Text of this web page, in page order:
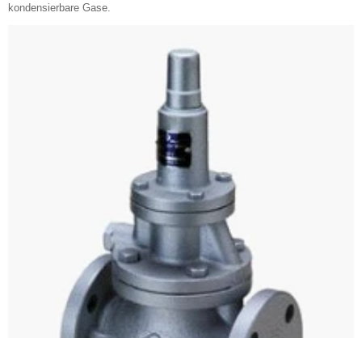
kondensierbare Gase.